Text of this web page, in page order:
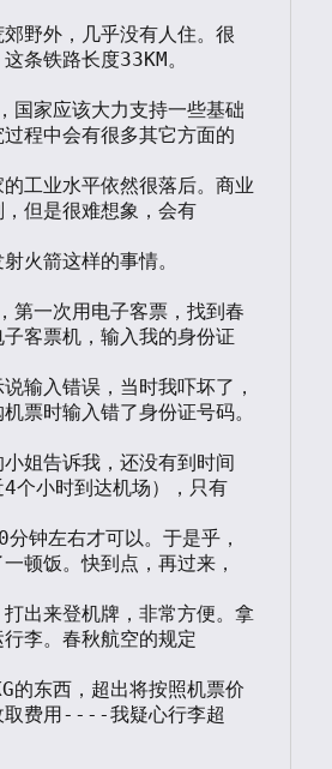
野外，几乎没有人住。很
条铁路长度33KM。
程中会有很多其它方面的
工业水平依然很落后。商业
但是很难想象，会有
火箭这样的事情。
客票机，输入我的身份证
输入错误，当时我吓坏了，
票时输入错了身份证号码。
姐告诉我，还没有到时间
4个小时到达机场），只有
钟左右才可以。于是乎，
顿饭。快到点，再过来，
出来登机牌，非常方便。拿
李。春秋航空的规定
的东西，超出将按照机票价
取费用----我疑心行李超